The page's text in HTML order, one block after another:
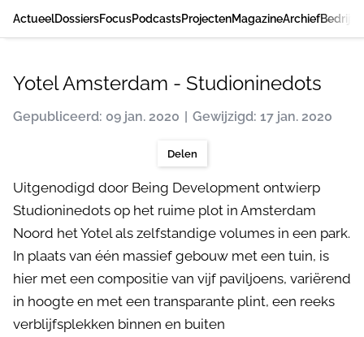
ActueelDossiersFocusPodcastsProjectenMagazineArchief
Yotel Amsterdam - Studioninedots
Gepubliceerd: 09 jan. 2020 Gewijzigd: 17 jan. 2020
Delen
Uitgenodigd door Being Development ontwierp
Studioninedots op het ruime plot in Amsterdam
Noord het Yotel als zelfstandige volumes in een park.
In plaats van één massief gebouw met een tuin, is
hier met een compositie van vijf paviljoens, variërend
in hoogte en met een transparante plint, een reeks
verblijfsplekken binnen en buiten